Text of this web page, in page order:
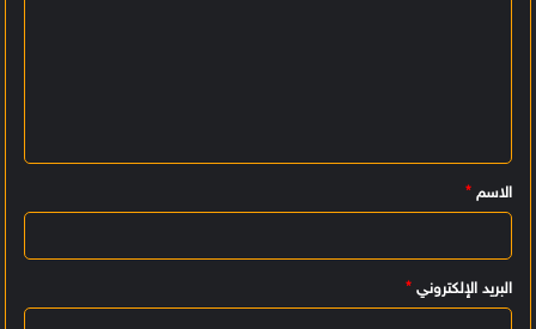
ي
ق
الاسم *
البريد الإلكتروني *